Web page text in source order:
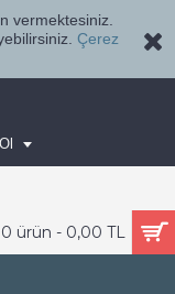
vermektesiniz.
Çerez
0 ürün - 0,00 TL